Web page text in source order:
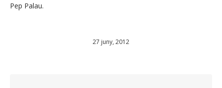
Pep Palau.
27 juny, 2012